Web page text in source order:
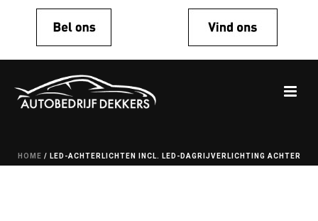
HOME / LED-ACHTERLICHTEN INCL. LED-DAGRIJVERLICHTING ACHTER